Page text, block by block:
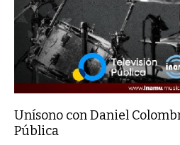
Unísono con Daniel
Pública